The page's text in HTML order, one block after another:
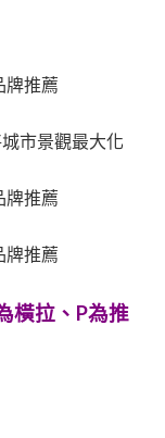
市景觀最大化
橫拉、P為推